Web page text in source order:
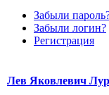
Забыли
Забыли логин?
Регистрация
Лев Яковлевич